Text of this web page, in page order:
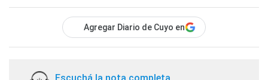
Agregar Diario de Cuyo en